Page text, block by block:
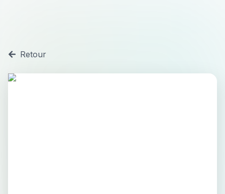
Retour